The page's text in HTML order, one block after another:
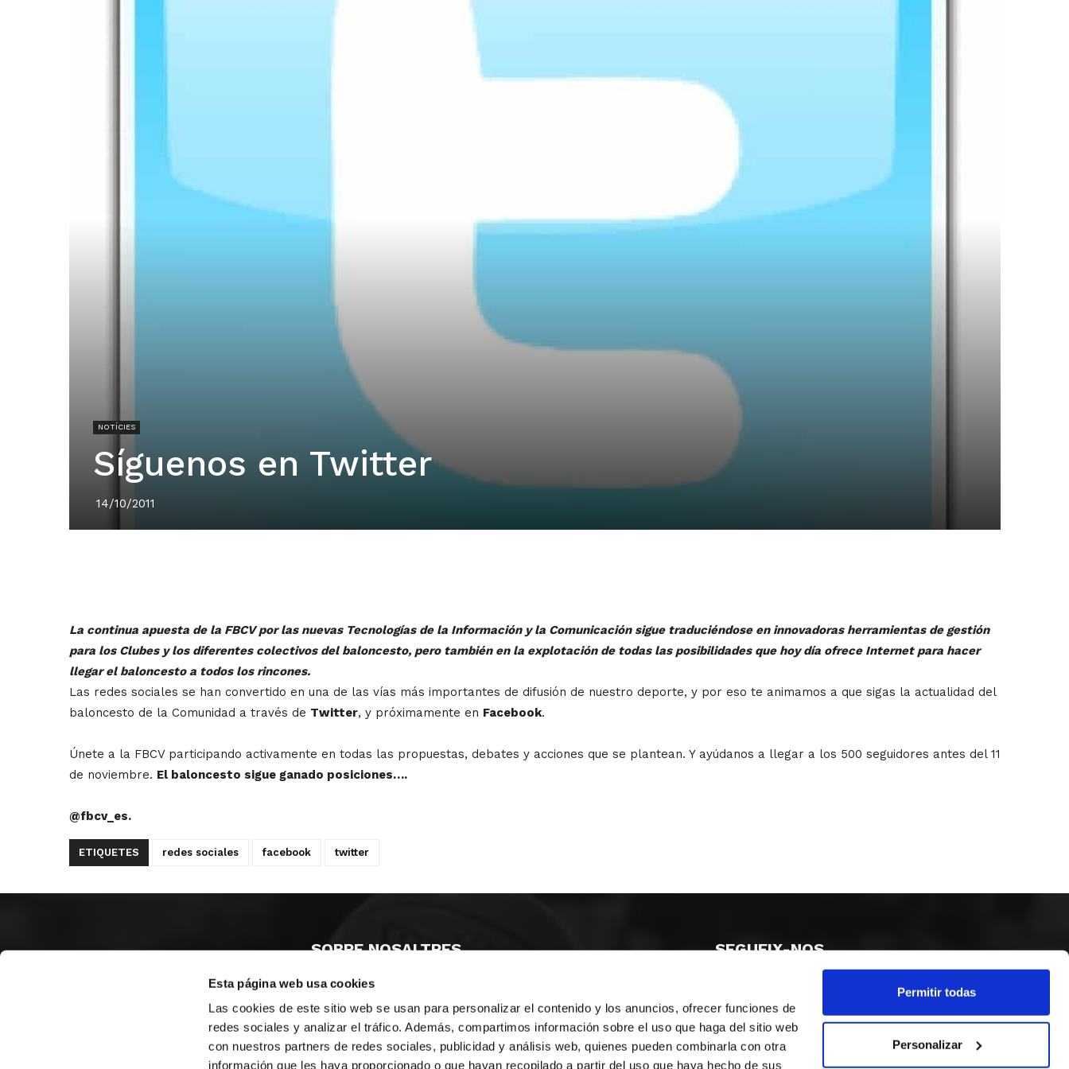
Esta página web usa cookies
Las cookies de este sitio web se usan para personalizar el contenido y los anuncios, ofrecer funciones de
redes sociales y analizar el tráfico. Además, compartimos información sobre el uso que haga del sitio web
con nuestros partners de redes sociales, publicidad y análisis web, quienes pueden combinarla con otra
información que les haya proporcionado o que hayan recopilado a partir del uso que haya hecho de sus
Permitir todas
Personalizar
NOTÍCIES
Síguenos en Twitter
14/10/2011
La continua apuesta de la FBCV por las nuevas Tecnologías de la Información y la Comunicación sigue traduciéndose en innovadoras herramientas de gestión
para los Clubes y los diferentes colectivos del baloncesto, pero también en la explotación de todas las posibilidades que hoy día ofrece Internet para hacer
llegar el baloncesto a todos los rincones.
Las redes sociales se han convertido en una de las vías más importantes de difusión de nuestro deporte, y por eso te animamos a que sigas la actualidad del
baloncesto de la Comunidad a través de Twitter, y próximamente en Facebook.
Únete a la FBCV participando activamente en todas las propuestas, debates y acciones que se plantean. Y ayúdanos a llegar a los 500 seguidores antes del 11
de noviembre. El baloncesto sigue ganado posiciones….
@fbcv_es.
ETIQUETES redes sociales facebook twitter
SOBRE NOSALTRES
CASTELLÓ
VALÈNCIA
MONESTIR DE POBLET 14 1ª 3º
ALACANT
CIUDAD DE MATANZAS 12
fbcv@fbcv.es
SEGUEIX-NOS